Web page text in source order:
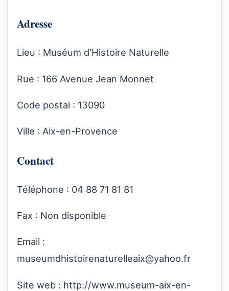
Adresse
Lieu : Muséum d'Histoire Naturelle
Rue : 166 Avenue Jean Monnet
Code postal : 13090
Ville : Aix-en-Provence
Contact
Téléphone : 04 88 71 81 81
Fax : Non disponible
Email :
museumdhistoirenaturelleaix@yahoo.fr
Site web : http://www.museum-aix-en-